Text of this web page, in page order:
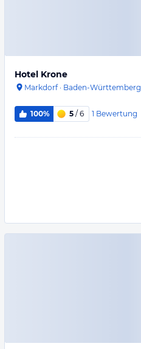
Hotel Krone
Markdorf· Baden-Württemberg
100% 5 / 6 1 Bewertung